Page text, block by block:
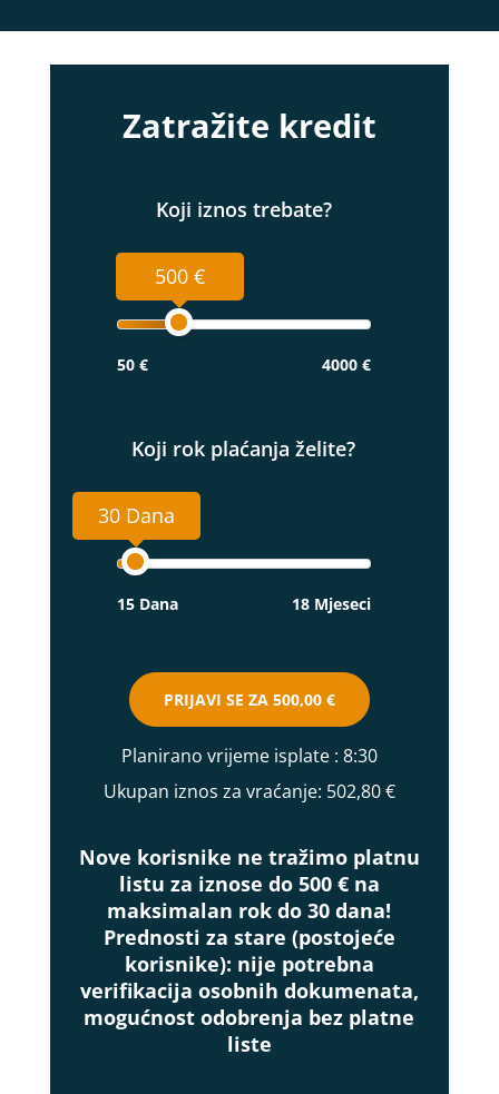
Zatražite kredit
Koji iznos trebate?
500 €
50 € 4000 €
Koji rok plaćanja želite?
30 Dana
15 Dana 18 Mjeseci
PRIJAVI SE ZA 500,00 €
Planirano vrijeme isplate : 8:30
Ukupan iznos za vraćanje: 502,80 €
Nove korisnike ne tražimo platnu
listu za iznose do 500 € na
maksimalan rok do 30 dana!
Prednosti za stare (postojeće
korisnike): nije potrebna
verifikacija osobnih dokumenata,
mogućnost odobrenja bez platne
liste